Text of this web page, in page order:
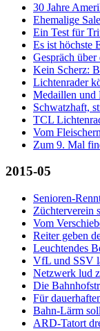
30 Jahre
Ehemalige
Ein Test für
Es ist höchste
Gespräch über
Kein Scherz:
Lichtenrader
Medaillen und
Schwatzhaft,
TCL
Vom
Zum 9. Mal
2015-05
Senioren-
Züchterverein
Vom
Reiter geben
Leuchtendes
VfL und SSV
Netzwerk lud
Die
Für
Bahn-Lärm
ARD-Tatort